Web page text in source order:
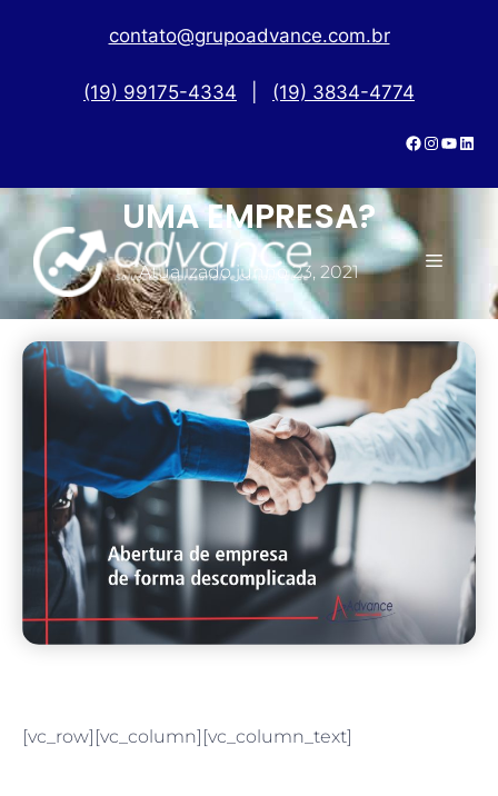
contato@grupoadvance.com.br
(19) 99175-4334 (19) 3834-4774
ESTÁ PENSANDO EM ABRIR
UMA EMPRESA?
Atualizado junho 23, 2021
[vc_row][vc_column][vc_column_text]